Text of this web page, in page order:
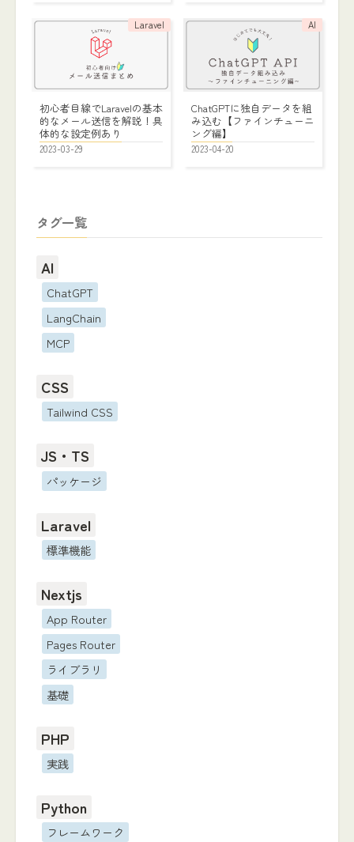
Laravel
初心者目線でLaravelの基本
的なメール送信を解説！具
体的な設定例あり
2023-03-29
AI
ChatGPTに独自データを組
み込む【ファインチューニ
ング編】
2023-04-20
タグ一覧
AI
ChatGPT
LangChain
MCP
CSS
Tailwind CSS
JS・TS
パッケージ
Laravel
標準機能
Nextjs
App Router
Pages Router
ライブラリ
基礎
PHP
実践
Python
フレームワーク